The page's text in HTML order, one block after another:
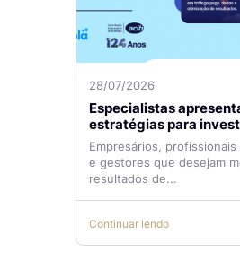
28/07/2026
Especialistas
estratégias para
tráfego pago com mais
Empresários,
e gestores que desejam
resultados de...
Continuar lendo